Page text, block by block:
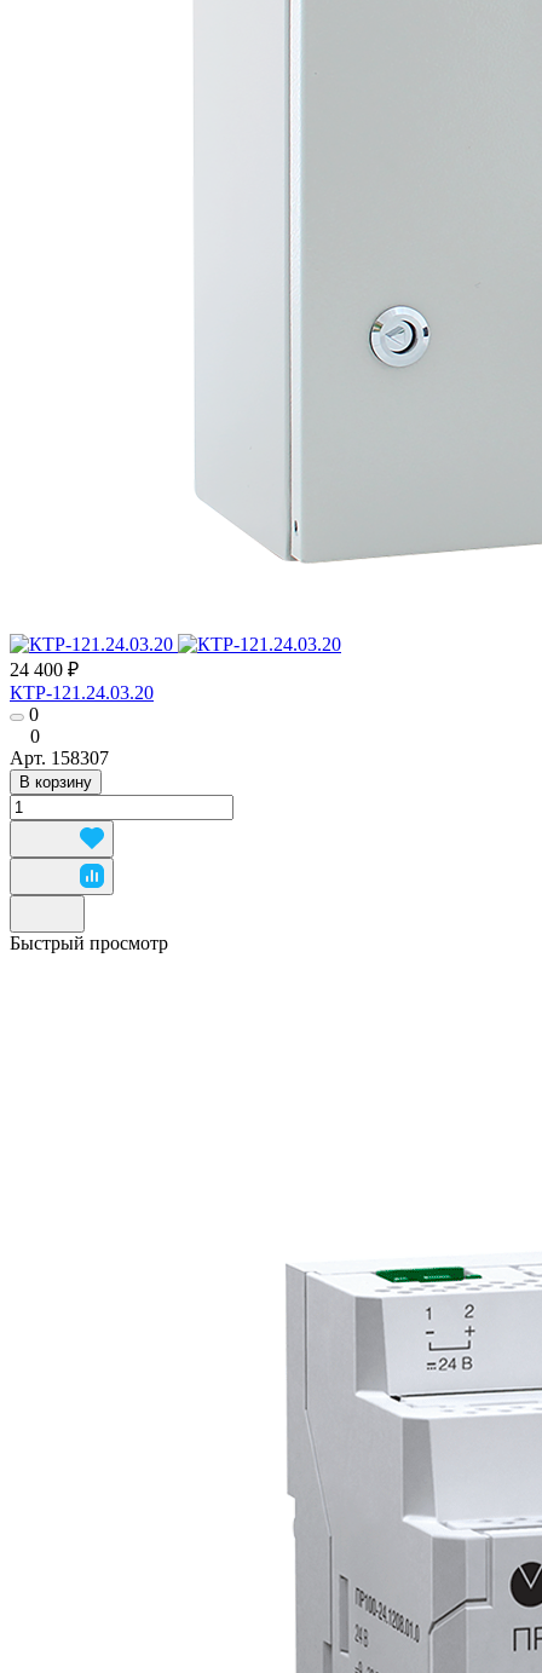
24 400 ₽
КТР-121.24.03.20
0
0
Арт. 158307
В корзину
Быстрый просмотр